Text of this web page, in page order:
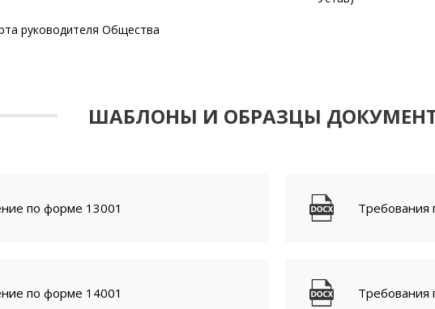
руководителя Общества
ШАБЛОНЫ И ОБРАЗЦЫ
по форме 13001 Требования
по форме 14001 Требования